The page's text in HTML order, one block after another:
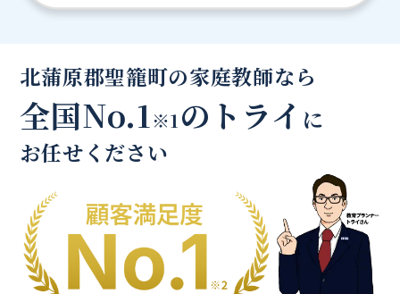
北蒲原郡聖籠町の家庭教師なら
全国No.1※1のトライ に
お任せください